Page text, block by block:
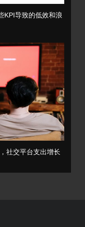
KPI导致的低效和浪
社交平台支出增长